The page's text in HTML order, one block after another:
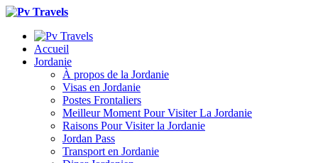
Accueil
Jordanie
À propos de la Jordanie
Visas en Jordanie
Postes Frontaliers
Meilleur Moment Pour Visiter La Jordanie
Raisons Pour Visiter la Jordanie
Jordan Pass
Transport en Jordanie